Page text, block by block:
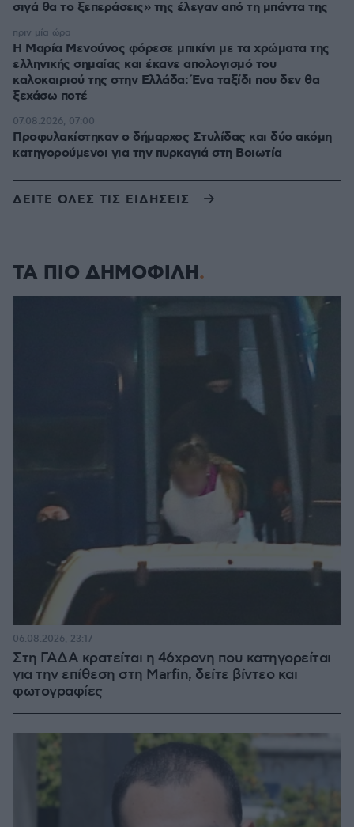
σιγά θα το ξεπεράσεις» της έλεγαν από τη μπάντα της
Η Μαρία Μενούνος φόρεσε μπικίνι με τα χρώματα της
ελληνικής σημαίας και έκανε απολογισμό του
καλοκαιριού της στην Ελλάδα: Ένα ταξίδι που δεν θα
ξεχάσω ποτέ
πριν μία ώρα
Προφυλακίστηκαν ο δήμαρχος Στυλίδας και δύο ακόμη
κατηγορούμενοι για την πυρκαγιά στη Βοιωτία
07.08.2026, 07:00
ΔΕΙΤΕ ΟΛΕΣ ΤΙΣ ΕΙΔΗΣΕΙΣ
ΤΑ ΠΙΟ ΔΗΜΟΦΙΛΗ
Στη ΓΑΔΑ κρατείται η 46χρονη που κατηγορείται
για την επίθεση στη Marfin, δείτε βίντεο και
φωτογραφίες
06.08.2026, 23:17